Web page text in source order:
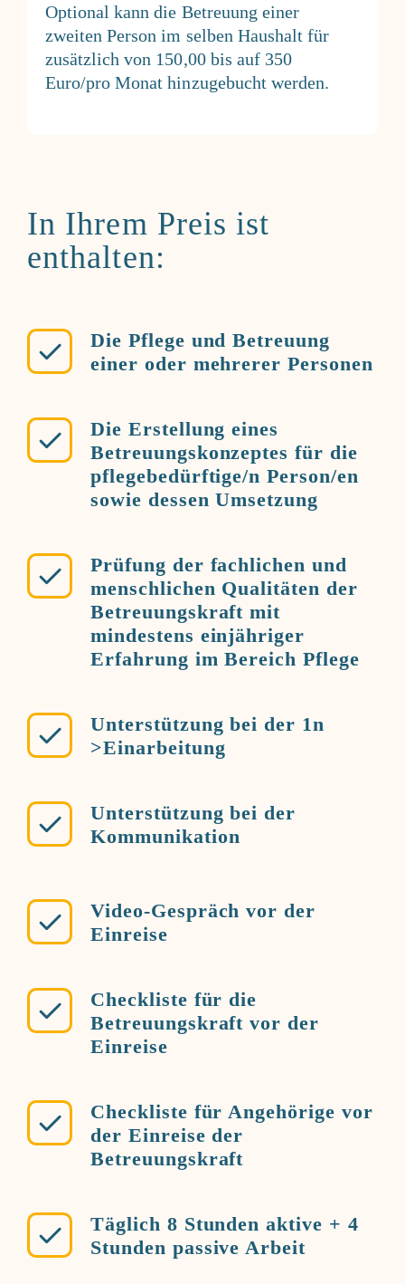
Optional kann die Betreuung einer
zweiten Person im selben Haushalt für
zusätzlich von 150,00 bis auf 350
Euro/pro Monat hinzugebucht werden.
In Ihrem Preis ist
enthalten:
Die Pflege und Betreuung
einer oder mehrerer Personen
Die Erstellung eines
Betreuungskonzeptes für die
pflegebedürftige/n Person/en
sowie dessen Umsetzung
Prüfung der fachlichen und
menschlichen Qualitäten der
Betreuungskraft mit
mindestens einjähriger
Erfahrung im Bereich Pflege
Unterstützung bei der 1n
>Einarbeitung
Unterstützung bei der
Kommunikation
Video-Gespräch vor der
Einreise
Checkliste für die
Betreuungskraft vor der
Einreise
Checkliste für Angehörige vor
der Einreise der
Betreuungskraft
Täglich 8 Stunden aktive + 4
Stunden passive Arbeit